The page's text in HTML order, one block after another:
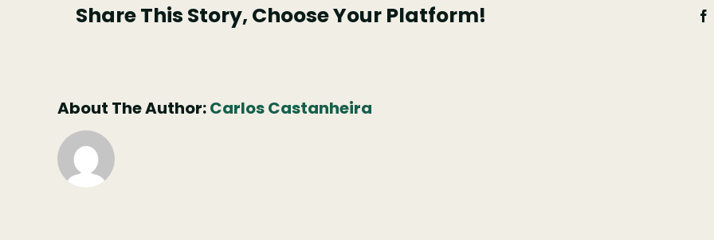
Share This Story, Choose Your Platform!
About The Author:Carlos Castanheira